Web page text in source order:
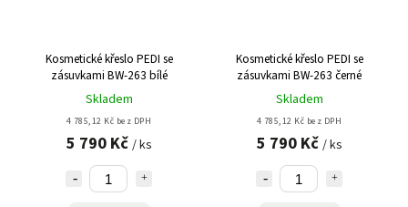
Kosmetické křeslo PEDI se
zásuvkami BW-263 bílé
Skladem
4 785,12 Kč bez DPH
5 790 Kč / ks
Kosmetické křeslo PEDI se
zásuvkami BW-263 černé
Skladem
4 785,12 Kč bez DPH
5 790 Kč / ks